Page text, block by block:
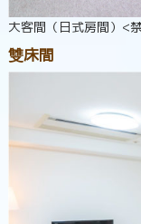
大客間（日式房間）<
雙床間